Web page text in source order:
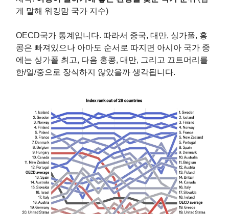
게 말해 워킹맘 국가 지수)
OECD국가 통계입니다. 따라서 중국, 대만, 싱가폴, 홍
콩은 빠져있으나 아마도 순서로 따지면 아시아 국가 중
에는 싱가폴 최고, 다음 홍콩, 대만, 그리고 끄트머리를
한/일/중으로 장식하지 않았을까 생각됩니다.